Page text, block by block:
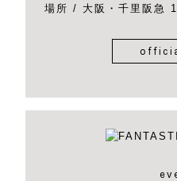
場所 / 大阪・千里阪急